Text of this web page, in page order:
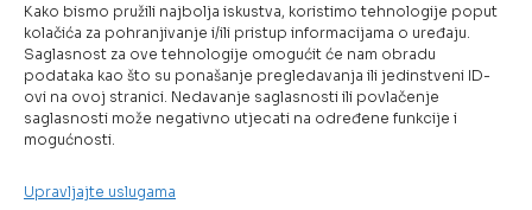
Kako bismo pružili najbolja iskustva, koristimo tehnologije poput
kolačića za pohranjivanje i/ili pristup informacijama o uređaju.
Saglasnost za ove tehnologije omogućit će nam obradu
podataka kao što su ponašanje pregledavanja ili jedinstveni ID-
ovi na ovoj stranici. Nedavanje saglasnosti ili povlačenje
saglasnosti može negativno utjecati na određene funkcije i
mogućnosti.
Upravljajte uslugama
O nama
Novosti
Karijera
Uslovi poslovanja
Kontakt
Šta radimo?